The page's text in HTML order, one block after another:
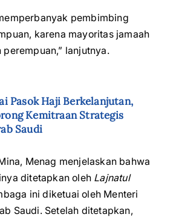
pembimbing
karena mayoritas jamaah
perempuan,” lanjutnya.
Pasok Haji Berkelanjutan,
Kemitraan Strategis
Saudi
Menag menjelaskan bahwa
ditetapkan oleh Lajnatul
ini diketuai oleh Menteri
Saudi. Setelah ditetapkan,